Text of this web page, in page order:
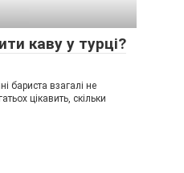
каву у турці?
бариста взагалі не
цікавить, скільки